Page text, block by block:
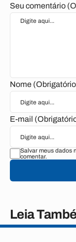
Seu comentário
Nome
E-mail
Salvar meus dados
comentar.
Leia